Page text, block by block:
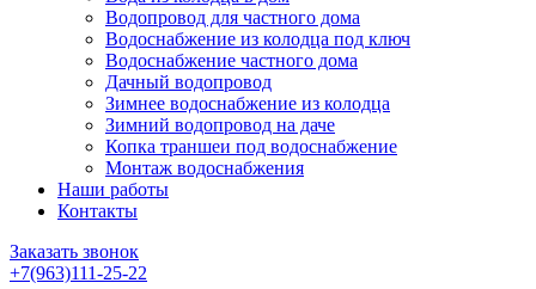
Водопровод для частного дома
Водоснабжение из колодца под ключ
Водоснабжение частного дома
Дачный водопровод
Зимнее водоснабжение из колодца
Зимний водопровод на даче
Копка траншеи под водоснабжение
Монтаж водоснабжения
Наши работы
Контакты
Заказать звонок
+7(963)111-25-22